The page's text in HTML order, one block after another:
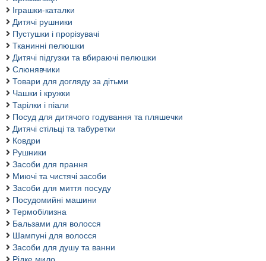
Іграшки-каталки
Дитячі рушники
Пустушки і прорізувачі
Тканинні пелюшки
Дитячі підгузки та вбираючі пелюшки
Слюнявчики
Товари для догляду за дітьми
Чашки і кружки
Тарілки і піали
Посуд для дитячого годування та пляшечки
Дитячі стільці та табуретки
Ковдри
Рушники
Засоби для прання
Миючі та чистячі засоби
Засоби для миття посуду
Посудомийні машини
Термобілизна
Бальзами для волосся
Шампуні для волосся
Засоби для душу та ванни